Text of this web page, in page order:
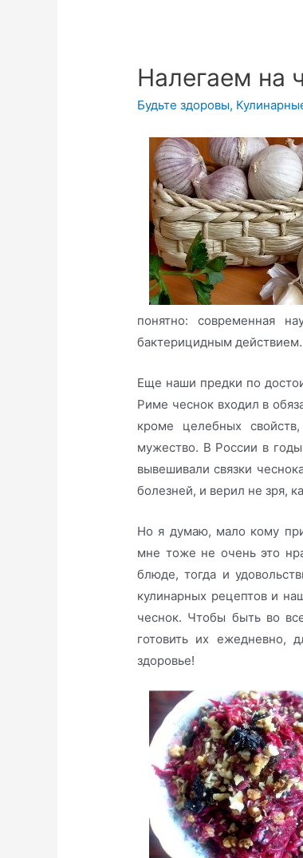
Налегаем на
Будьте здоровы,
понятно: современная
бактерицидным
Еще наши предки по
Риме чеснок входил в
кроме целебных
мужество. В России в
вывешивали связки
болезней, и верил не зря,
Но я думаю, мало кому
мне тоже не очень это
блюде, тогда и
кулинарных рецептов и
чеснок. Чтобы быть во
готовить их ежедневно,
здоровье!